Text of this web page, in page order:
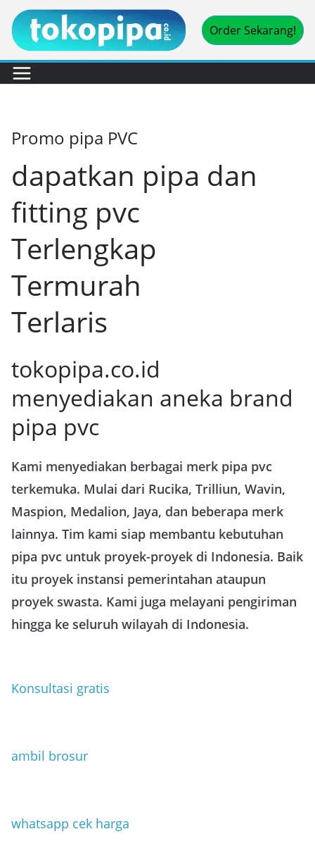
Skip
content
Order Sekarang!
Promo pipa PVC
dapatkan pipa dan
fitting pvc
Terlengkap
Termurah
Terlaris
tokopipa.co.id
menyediakan aneka brand
pipa pvc
Kami menyediakan berbagai merk pipa pvc
terkemuka. Mulai dari Rucika, Trilliun, Wavin,
Maspion, Medalion, Jaya, dan beberapa merk
lainnya. Tim kami siap membantu kebutuhan
pipa pvc untuk proyek-proyek di Indonesia. Baik
itu proyek instansi pemerintahan ataupun
proyek swasta. Kami juga melayani pengiriman
hingga ke seluruh wilayah di Indonesia.
Konsultasi gratis
ambil brosur
whatsapp cek harga